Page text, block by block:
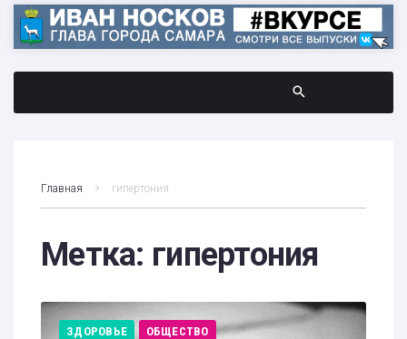
Главная гипертония
Метка: гипертония
ЗДОРОВЬЕ ОБЩЕСТВО